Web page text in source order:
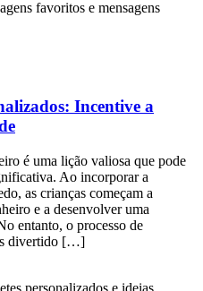
Incentive a
é uma lição valiosa que pode
Ao incorporar a
as crianças começam a
e a desenvolver uma
entanto, o processo de
divertido […]